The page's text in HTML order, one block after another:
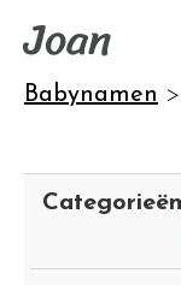
Joan
Babynamen >